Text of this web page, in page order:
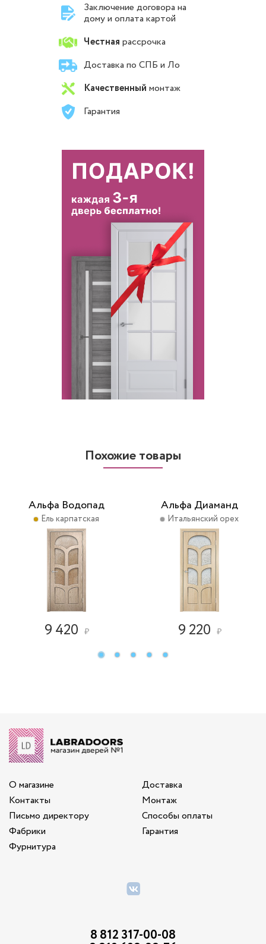
Заключение договора на
дому и оплата картой
Честная рассрочка
Доставка по СПБ и Ло
Качественный монтаж
Гарантия
Похожие товары
Альфа Водопад
Ель карпатская
9 420 ₽
Альфа Диаманд
Итальянский орех
9 220 ₽
О магазине
Контакты
Письмо директору
Фабрики
Фурнитура
Доставка
Монтаж
Способы оплаты
Гарантия
8 812 317-00-08